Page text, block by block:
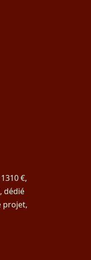
€,
dédié
projet,